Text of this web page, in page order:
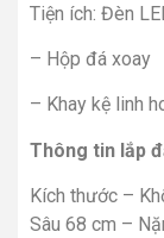
Tiện ích: Đèn
– Hộp đá xoay
– Khay kệ linh
Thông tin lắp
Kích thước –
Sâu 68 cm –